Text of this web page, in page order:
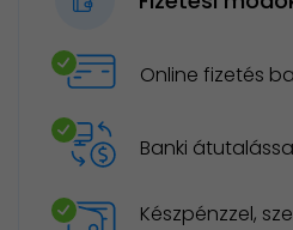
Online fizetés
Banki
Készpénzzel,